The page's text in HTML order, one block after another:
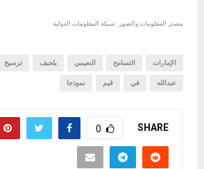
مصدر المعلومات والصور : شبكة المعلومات الدولية
الإمارات التسامح النعيمي بلحيف ترسيخ
عبدالله في قيم نموذجا
SHARE
0